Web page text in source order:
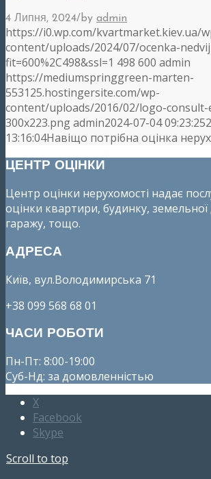
4 Липня, 2024/by admin
https://i0.wp.com/kvartmarket.kiev.ua/
content/uploads/2024/07/ocenka-
fit=600%2C498&ssl=1 498 600 admin
https://mediumspringgreen-marten-
553125.hostingersite.com/wp-
content/uploads/2016/02/logo-consult-
300x223.pngadmin2024-07-04 09:23:25
13:16:04Навіщо потрібна оцінка
ЦЕНТР ОЦІНКИ
Центр оцінки нерухомості надає
оцінки квартири, будинку, земельної
гаражу, тощо.
АДРЕСА
Київ, вул.Володимирська 71
+38 099 568 68 01
ЧАСИ РОБОТИ
Пн-Пт: 8:00-19:00
Суб-Нд: за домовленністью
X
Facebook
Skype
Scroll to top